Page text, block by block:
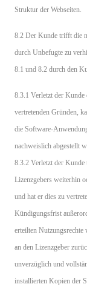
Struktur der Webseiten.
8.2 Der Kunde trifft die
durch Unbefugte zu
8.1 und 8.2 durch den
8.3.1 Verletzt der
vertretenden Gründen,
die Software-
nachweislich abgestellt
8.3.2 Verletzt der Kunde
Lizenzgebers weiterhin
und hat er dies zu
Kündigungsfrist
erteilten
an den Lizenzgeber
unverzüglich und
installierten Kopien der